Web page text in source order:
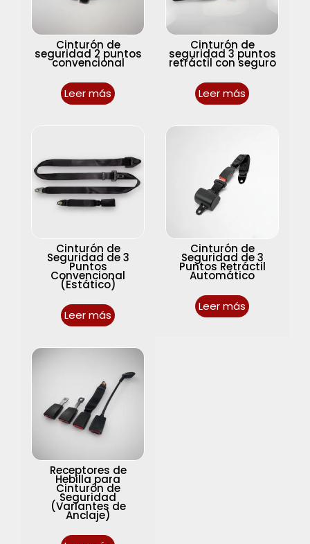
Cinturón de
seguridad 2 puntos
convencional
Leer más
Cinturón de
seguridad 3 puntos
retráctil con seguro
Leer más
Cinturón de
Seguridad de 3
Puntos
Convencional
(Estático)
Leer más
Cinturón de
Seguridad de 3
Puntos Retráctil
Automático
Leer más
Receptores de
Hebilla para
Cinturón de
Seguridad
(Variantes de
Anclaje)